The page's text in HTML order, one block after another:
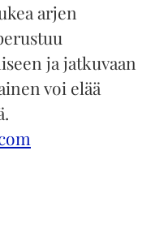
arjen
ja jatkuvaan
voi elää